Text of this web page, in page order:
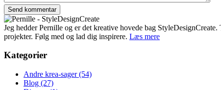
Jeg hedder Pernille og er det kreative hovede bag
projekter. Følg med og lad dig inspirere. Læs mere
Kategorier
Andre krea-sager(54)
Blog (27)